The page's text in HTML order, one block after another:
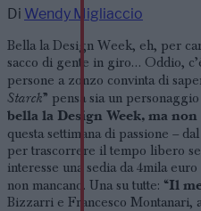
Di Wendy Migliaccio
Bella la Design Week, eh, per
sacco di gente in giro… Oddio,
persone a zonzo convinta di
Starck” pensa sia un
bella la Design Week, ma
questa settimana di passione –
per trascorrere il tempo libero
interesse una sedia da 4mila
non mancano. Una su tutte: “Il
Bizzarri e Francesco Montanari,